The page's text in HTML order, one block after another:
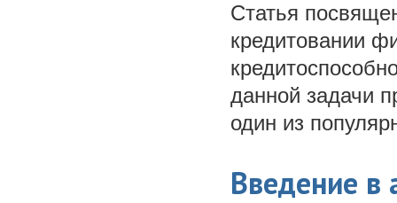
Статья
кредитовании
данной задачи
один из
Введение в